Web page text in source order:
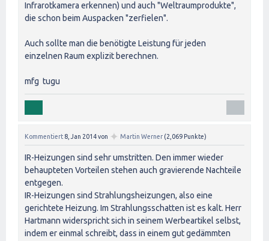
Infrarotkamera erkennen) und auch "Weltraumprodukte",
die schon beim Auspacken "zerfielen".
Auch sollte man die benötigte Leistung für jeden
einzelnen Raum explizit berechnen.
mfg tugu
Kommentiert 8, Jan 2014von ✦ Martin Werner (2,069 Punkte)
IR-Heizungen sind sehr umstritten. Den immer wieder
behaupteten Vorteilen stehen auch gravierende Nachteile
entgegen.
IR-Heizungen sind Strahlungsheizungen, also eine
gerichtete Heizung. Im Strahlungsschatten ist es kalt. Herr
Hartmann widerspricht sich in seinem Werbeartikel selbst,
indem er einmal schreibt, dass in einem gut gedämmten